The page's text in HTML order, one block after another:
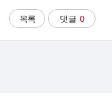
자
시
간
목록 댓글 0